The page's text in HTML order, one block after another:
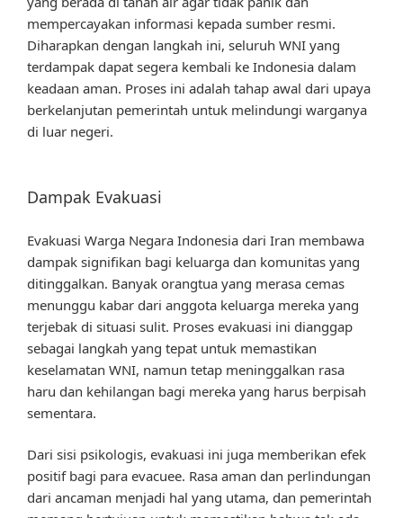
mempercayakan informasi kepada sumber resmi.
Diharapkan dengan langkah ini, seluruh WNI yang
terdampak dapat segera kembali ke Indonesia dalam
keadaan aman. Proses ini adalah tahap awal dari upaya
berkelanjutan pemerintah untuk melindungi warganya
di luar negeri.
Dampak Evakuasi
Evakuasi Warga Negara Indonesia dari Iran membawa
dampak signifikan bagi keluarga dan komunitas yang
ditinggalkan. Banyak orangtua yang merasa cemas
menunggu kabar dari anggota keluarga mereka yang
terjebak di situasi sulit. Proses evakuasi ini dianggap
sebagai langkah yang tepat untuk memastikan
keselamatan WNI, namun tetap meninggalkan rasa
haru dan kehilangan bagi mereka yang harus berpisah
sementara.
Dari sisi psikologis, evakuasi ini juga memberikan efek
positif bagi para evacuee. Rasa aman dan perlindungan
dari ancaman menjadi hal yang utama, dan pemerintah